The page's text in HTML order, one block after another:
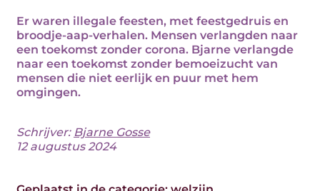
Er waren illegale feesten, met feestgedruis en
broodje-aap-verhalen. Mensen verlangden naar
een toekomst zonder corona. Bjarne verlangde
naar een toekomst zonder bemoeizucht van
mensen die niet eerlijk en puur met hem
omgingen.
Schrijver: Bjarne Gosse
12 augustus 2024